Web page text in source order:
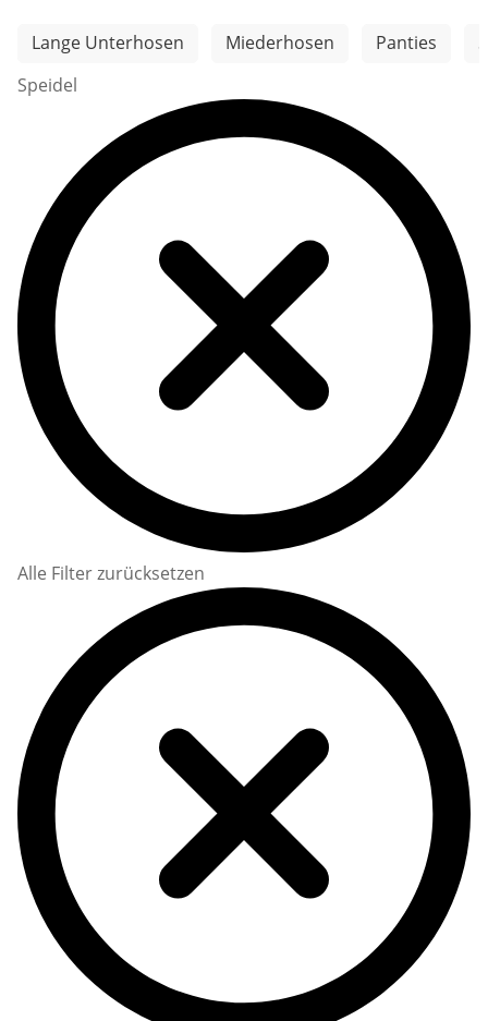
Weitere Kategorien überspringen
Lange Unterhosen Miederhosen Panties
Speidel
Alle Filter zurücksetzen